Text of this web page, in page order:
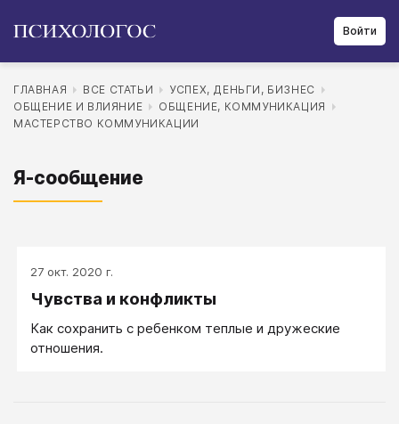
Войти
ГЛАВНАЯ ВСЕ СТАТЬИ
УСПЕХ, ДЕНЬГИ, БИЗНЕС
ОБЩЕНИЕ И ВЛИЯНИЕ
ОБЩЕНИЕ, КОММУНИКАЦИЯ
МАСТЕРСТВО КОММУНИКАЦИИ
Я-сообщение
27 окт. 2020 г.
Чувства и конфликты
Как сохранить с ребенком теплые и дружеские
отношения.